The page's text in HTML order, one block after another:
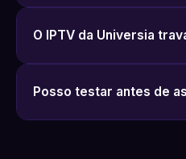
O IPTV da Universia
Posso testar antes de